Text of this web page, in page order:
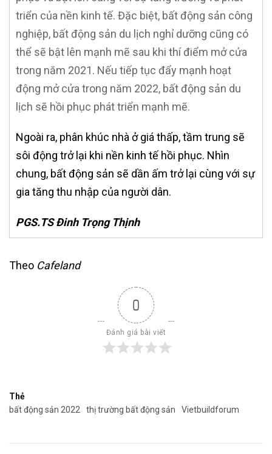
triển của nền kinh tế. Đặc biệt, bất động sản công
nghiệp, bất động sản du lịch nghỉ dưỡng cũng có
thể sẽ bật lên mạnh mẽ sau khi thí điểm mở cửa
trong năm 2021. Nếu tiếp tục đẩy mạnh hoạt
động mở cửa trong năm 2022, bất động sản du
lịch sẽ hồi phục phát triển mạnh mẽ.
Ngoài ra, phân khúc nhà ở giá thấp, tầm trung sẽ
sôi động trở lại khi nền kinh tế hồi phục. Nhìn
chung, bất động sản sẽ dần ấm trở lại cùng với sự
gia tăng thu nhập của người dân.
PGS.TS Đinh Trọng Thịnh
Theo Cafeland
0
Đánh giá bài viết
Thẻ
bất động sản 2022
thị trường bất động sản Vietbuildforum